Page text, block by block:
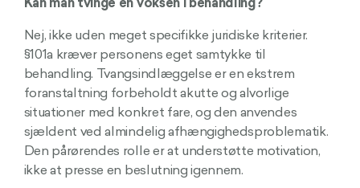
Kan man tvinge en voksen i behandling?
Nej, ikke uden meget specifikke juridiske kriterier.
§101a kræver personens eget samtykke til
behandling. Tvangsindlæggelse er en ekstrem
foranstaltning forbeholdt akutte og alvorlige
situationer med konkret fare, og den anvendes
sjældent ved almindelig afhængighedsproblematik.
Den pårørendes rolle er at understøtte motivation,
ikke at presse en beslutning igennem.